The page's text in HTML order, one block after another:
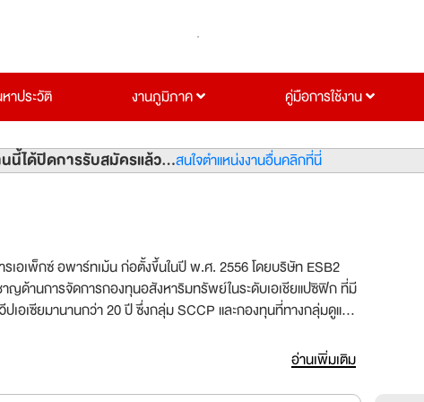
าประวัติ งานภูมิภาค คู่มือการใช้งาน
นี้ได้ปิดการรับสมัครแล้ว...สนใจตำแหน่งงานอื่นคลิกที่นี่
ญด้านการจัดการกองทุนอสังหาริมทรัพย์ในระดับเอเชียแปซิฟิก ที่มี
เอเซียมานานกว่า 20 ปี ซึ่งกลุ่ม SCCP และกองทุนที่ทางกลุ่มดูแลมี
ในประเทศญี่ปุ่น ฮ่องกง จีน สิงคโปร์ ออสเตรเลีย พม่าและไทย โครง
นอและบริหารจัดการที่พักอาศัยและไลฟ์สไตล์รูปแบบใหม่ให้แก่
พต่างๆ ในเขตพัฒนาพิเศษภาคตะวันออก (Eastern Economic
อ่านเพิ่มเติม